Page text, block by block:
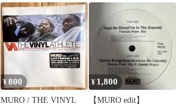
VOL.1 、2セット
¥800
MURO / THE VINYL
¥ 1,800
【MURO edit】